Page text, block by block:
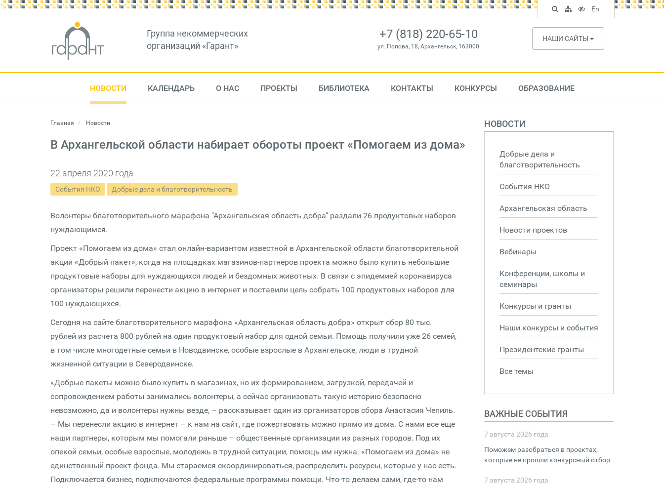
Группа некоммерческих
организаций «Гарант»
+7 (818) 220-65-10
ул. Попова, 18, Архангельск, 163000
НАШИ САЙТЫ
НОВОСТИ КАЛЕНДАРЬ О НАС ПРОЕКТЫ БИБЛИОТЕКА КОНТАКТЫ КОНКУРСЫ ОБРАЗОВАНИЕ
Главная Новости
В Архангельской области набирает обороты проект «Помогаем из дома»
22 апреля 2020 года
События НКО Добрые дела и благотворительность
Волонтеры благотворительного марафона "Архангельская область добра" раздали 26 продуктовых наборов
нуждающимся.
Проект «Помогаем из дома» стал онлайн-вариантом известной в Архангельской области благотворительной
акции «Добрый пакет», когда на площадках магазинов-партнеров проекта можно было купить небольшие
продуктовые наборы для нуждающихся людей и бездомных животных. В связи с эпидемией коронавируса
организаторы решили перенести акцию в интернет и поставили цель собрать 100 продуктовых наборов для
100 нуждающихся.
Сегодня на сайте благотворительного марафона «Архангельская область добра» открыт сбор 80 тыс.
рублей из расчета 800 рублей на один продуктовый набор для одной семьи. Помощь получили уже 26 семей,
в том числе многодетные семьи в Новодвинске, особые взрослые в Архангельске, люди в трудной
жизненной ситуации в Северодвинске.
«Добрые пакеты можно было купить в магазинах, но их формированием, загрузкой, передачей и
сопровождением работы занимались волонтеры, а сейчас организовать такую историю безопасно
невозможно, да и волонтеры нужны везде, – рассказывает один из организаторов сбора Анастасия Чепиль.
– Мы перенесли акцию в интернет – к нам на сайт, где пожертвовать можно прямо из дома. С нами все еще
наши партнеры, которым мы помогали раньше – общественные организации из разных городов. Под их
опекой семьи, особые взрослые, молодежь в трудной ситуации, помощь им нужна. «Помогаем из дома» не
единственный проект фонда. Мы стараемся скоординироваться, распределить ресурсы, которые у нас есть.
Подключается бизнес, подключаются федеральные программы помощи. Что-то делаем сами, где-то нам
НОВОСТИ
Добрые дела и
благотворительность
События НКО
Архангельская область
Новости проектов
Вебинары
Конференции, школы и
семинары
Конкурсы и гранты
Наши конкурсы и события
Президентские гранты
Все темы
ВАЖНЫЕ СОБЫТИЯ
7 августа 2026 года
Поможем разобраться в проектах,
которые не прошли конкурсный отбор
7 августа 2026 года
Поиск
по
сайту
Карта
сайта
Версия
для
слабовидящих
En
English